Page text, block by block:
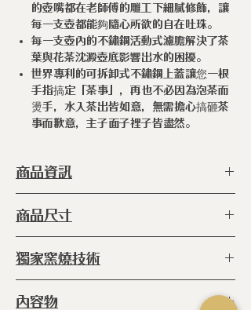
的壺嘴都在老師傅的雕工下細膩修飾，讓
每一支壺都能夠隨心所欲的自在吐珠。
每一支壺內的不鏽鋼活動式濾膽解決了茶
葉與花茶沈澱壺底影響出水的困擾。
世界專利的可拆卸式不鏽鋼上蓋讓您一根
手指搞定「茶事」，再也不必因為泡茶而
燙手，水入茶出皆如意，無需擔心搞砸茶
事而歉意，主子面子裡子皆盡然。
商品資訊
種 類 ：
塗 層 ：手工上釉（食品級）
容 量 ：1350cc
產 地 ：日本
商品尺寸
獨家窯燒技術
內容物